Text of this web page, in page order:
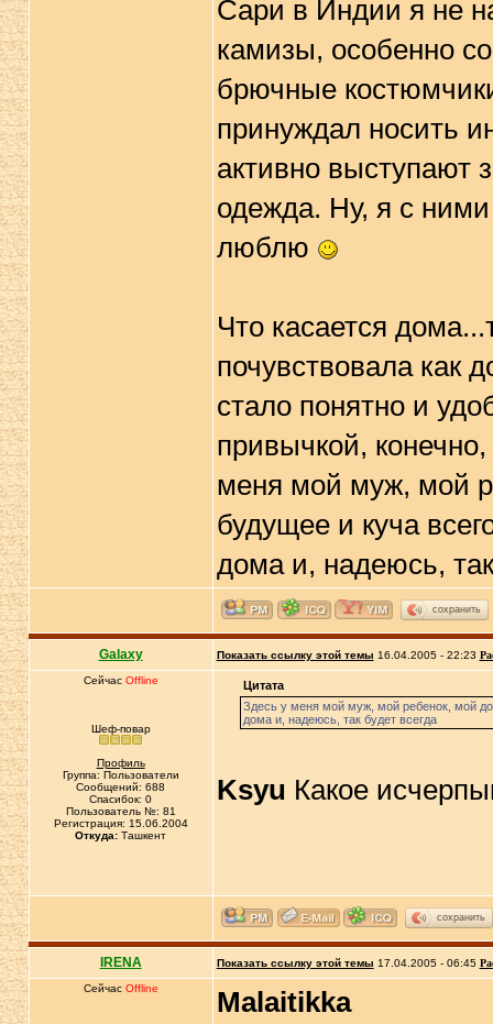
Сари в Индии я не
камизы, особенно
брючные
принуждал носить
активно выступают
одежда. Ну, я с
люблю
Что касается
почувствовала как
стало понятно и
привычкой,
меня мой муж, мой
будущее и куча
дома и, надеюсь,
сохранить
Galaxy Показать ссылку этой темы 16.04.2005 - 22:23
Сейчас Offline
Шеф-повар
Профиль
Группа: Пользователи
Сообщений: 688
Спасибок: 0
Пользователь №: 81
Регистрация: 15.06.2004
Откуда: Ташкент
Цитата
Здесь у меня мой муж, мой ребенок, мой
дома и, надеюсь, так будет всегда
Ksyu Какое
сохранить
IRENA Показать ссылку этой темы 17.04.2005 - 06:45
Сейчас Offline
Malaitikka